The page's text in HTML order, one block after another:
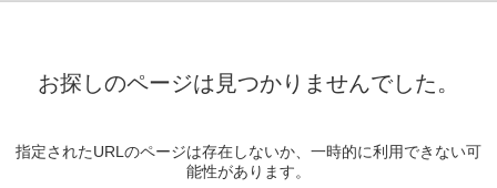
お探しのページは見つかりませんでした。
指定されたURLのページは存在しないか、一時的に利用できない可
能性があります。